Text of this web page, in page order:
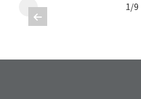

1/9